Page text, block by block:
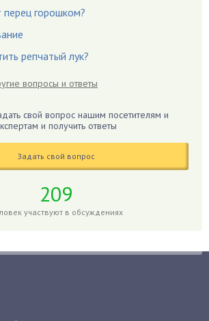
перец горошком?
репчатый лук?
вопросы и ответы
свой вопрос нашим посетителям и
и получить ответы
Задать свой вопрос
209
участвуют в обсуждениях